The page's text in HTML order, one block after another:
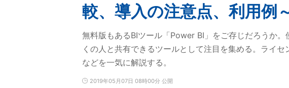
較、導入の注意点、利用例
無料版もあるBIツール「Power BI」をご存じだろうか
くの人と共有できるツールとして注目を集める。ライ
などを一気に解説する。
2019年05月07日 08時00分 公開